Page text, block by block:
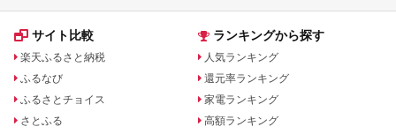
値 コレステロール
syuzou】
棒茶
茶
サイト比較
楽天ふるさと納税
ふるなび
ふるさとチョイス
さとふる
ランキングから探す
人気ランキング
還元率ランキング
家電ランキング
高額ランキング